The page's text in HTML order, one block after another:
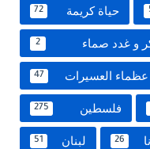
حياة كريمة 72
و غدد صماء 2
العسيرات 47
فلسطين 275
26 لبنان 51